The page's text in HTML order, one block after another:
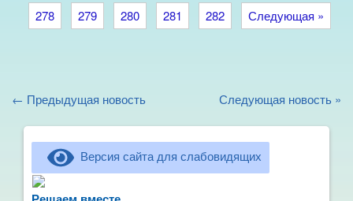
278 279 280 281 282 Следующая »
← Предыдущая новость Следующая новость »
Версия сайта для слабовидящих
рассказать о воспитателях? Знаете, как